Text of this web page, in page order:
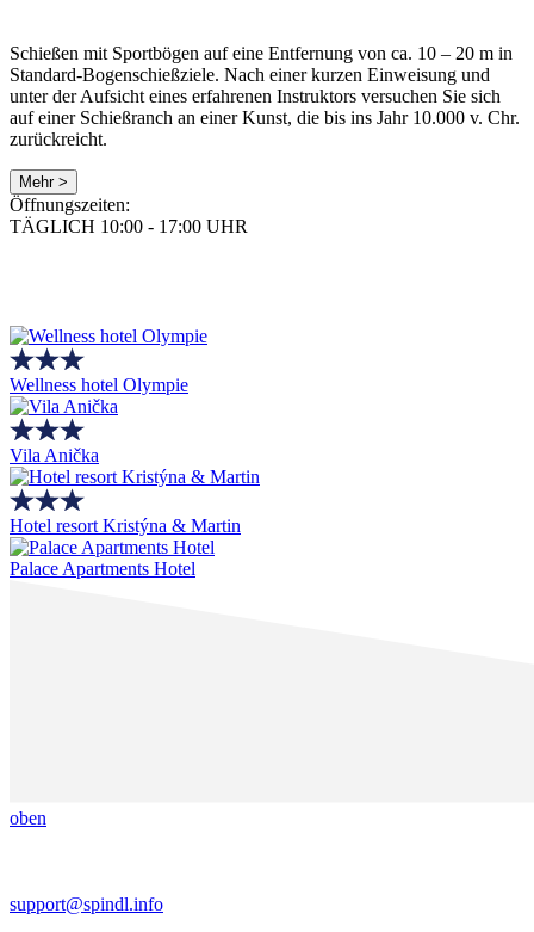
Schießen mit Sportbögen auf eine Entfernung von ca. 10 – 20 m in
Standard-Bogenschießziele. Nach einer kurzen Einweisung und
unter der Aufsicht eines erfahrenen Instruktors versuchen Sie sich
auf einer Schießranch an einer Kunst, die bis ins Jahr 10.000 v. Chr.
zurückreicht.
Mehr >
Öffnungszeiten:
TÄGLICH 10:00 - 17:00 UHR
Wellness hotel Olympie
Vila Anička
Hotel resort Kristýna & Martin
Palace Apartments Hotel
oben
support@spindl.info